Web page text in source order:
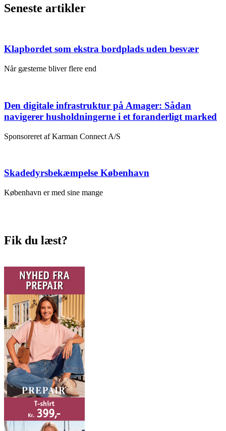
Seneste artikler
Klapbordet som ekstra bordplads uden besvær
Når gæsterne bliver flere end
Den digitale infrastruktur på Amager: Sådan
navigerer husholdningerne i et foranderligt marked
Sponsoreret af Karman Connect A/S
Skadedyrsbekæmpelse København
København er med sine mange
Fik du læst?